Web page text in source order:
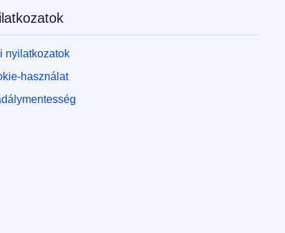
nyilatkozatok
használat